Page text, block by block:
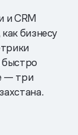
и CRM
бизнесу
— три